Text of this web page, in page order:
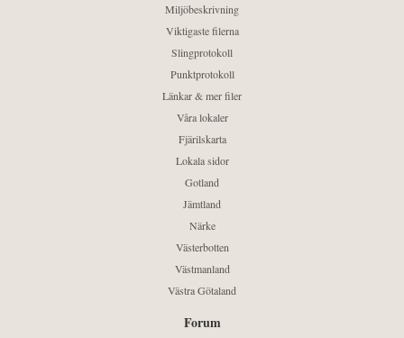
Miljöbeskrivning
Viktigaste filerna
Slingprotokoll
Punktprotokoll
Länkar & mer filer
Våra lokaler
Fjärilskarta
Lokala sidor
Gotland
Jämtland
Närke
Västerbotten
Västmanland
Västra Götaland
Forum